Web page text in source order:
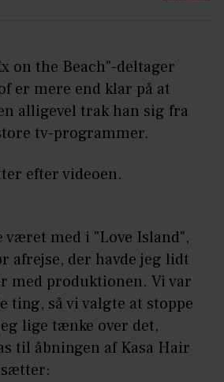
on the Beach"-deltager
er mere end klar på at
alligevel trak han sig fra
tv-programmer.
efter videoen.
været med i "Love Island",
afrejse, der havde jeg lidt
med produktionen. Vi var
ting, så vi valgte at stoppe
lige tænke over det,
til åbningen af Kasa Hair